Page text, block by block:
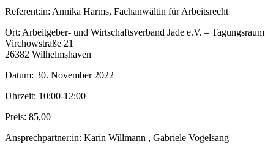
Referent:in: Annika Harms, Fachanwältin für Arbeitsrecht
Ort: Arbeitgeber- und Wirtschaftsverband Jade e.V. – Tagungsraum
Virchowstraße 21
26382 Wilhelmshaven
Datum: 30. November 2022
Uhrzeit: 10:00-12:00
Preis: 85,00
Ansprechpartner:in: Karin Willmann , Gabriele Vogelsang